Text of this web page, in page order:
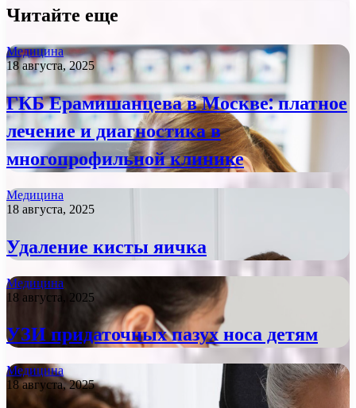
Читайте еще
Медицина
18 августа, 2025
ГКБ Ерамишанцева в Москве: платное
лечение и диагностика в
многопрофильной клинике
Медицина
18 августа, 2025
Удаление кисты яичка
Медицина
18 августа, 2025
УЗИ придаточных пазух носа детям
Медицина
18 августа, 2025